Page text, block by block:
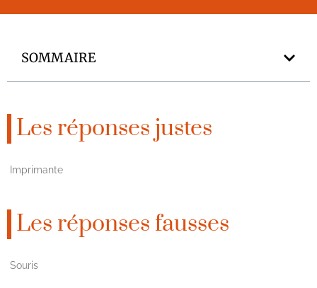
SOMMAIRE
Les réponses justes
Imprimante
Les réponses fausses
Souris